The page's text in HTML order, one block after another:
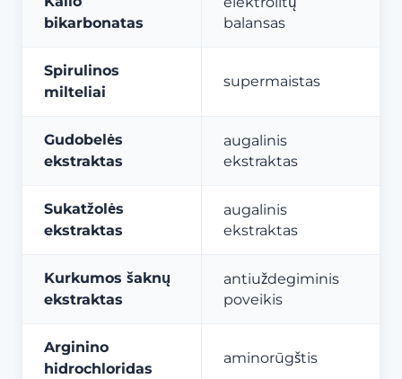
bikarbonatas
balansas
Spirulinos
milteliai
supermaistas
Gudobelės
ekstraktas
augalinis
ekstraktas
Sukatžolės
ekstraktas
augalinis
ekstraktas
Kurkumos šaknų
ekstraktas
antiuždegiminis
poveikis
Arginino
hidrochloridas
aminorūgštis